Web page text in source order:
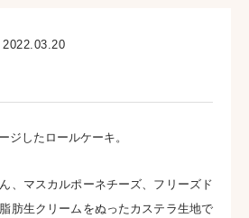
2022.03.20
ジしたロールケーキ。
、マスカルポーネチーズ、フリーズド
肪生クリームをぬったカステラ生地で